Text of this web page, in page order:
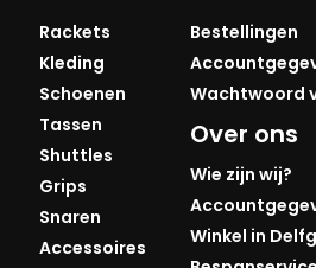
Rackets
Kleding
Schoenen
Tassen
Shuttles
Grips
Snaren
Accessoires
Bestellingen
Wachtwoord
Over ons
Wie zijn wij?
Winkel in